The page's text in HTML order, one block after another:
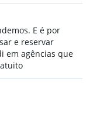
E é por
e reservar
em agências que